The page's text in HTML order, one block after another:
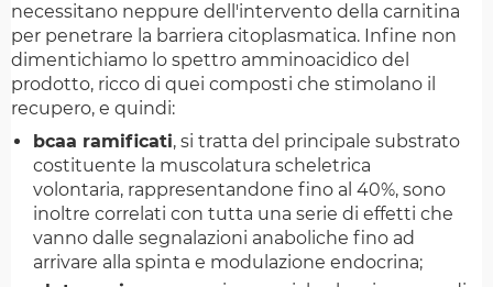
necessitano neppure dell'intervento della carnitina
per penetrare la barriera citoplasmatica. Infine non
dimentichiamo lo spettro amminoacidico del
prodotto, ricco di quei composti che stimolano il
recupero, e quindi:
bcaa ramificati, si tratta del principale substrato
costituente la muscolatura scheletrica
volontaria, rappresentandone fino al 40%, sono
inoltre correlati con tutta una serie di effetti che
vanno dalle segnalazioni anaboliche fino ad
arrivare alla spinta e modulazione endocrina;